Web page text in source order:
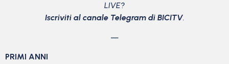
LIVE?
Iscriviti al canale Telegram di BICITV.
—
PRIMI ANNI